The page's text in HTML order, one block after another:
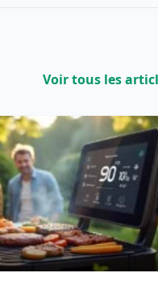
Voir tous les